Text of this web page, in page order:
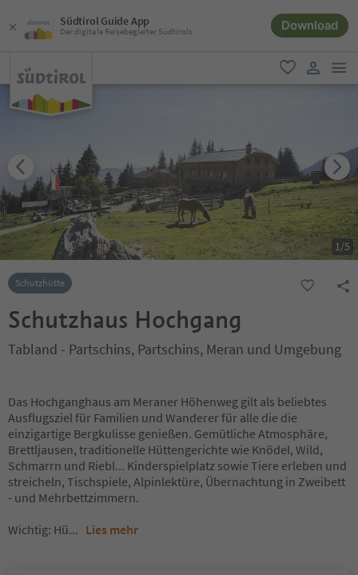
Südtirol Guide App
Der digitale Reisebegleiter Südtirols Download
favorit
user link
1/5
Schutzhütte
Schutzhaus Hochgang
Tabland - Partschins, Partschins, Meran und Umgebung
Das Hochganghaus am Meraner Höhenweg gilt als beliebtes
Ausflugsziel für Familien und Wanderer für alle die die
einzigartige Bergkulisse genießen. Gemütliche Atmosphäre,
Brettljausen, traditionelle Hüttengerichte wie Knödel, Wild,
Schmarrn und Riebl... Kinderspielplatz sowie Tiere erleben und
streicheln, Tischspiele, Alpinlektüre, Übernachtung in Zweibett
- und Mehrbettzimmern.
Wichtig: Hü... Lies mehr